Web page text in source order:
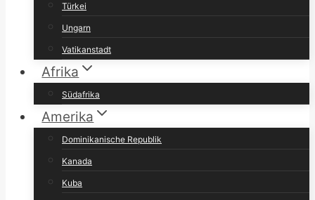
Türkei
Ungarn
Vatikanstadt
Afrika
Südafrika
Amerika
Dominikanische Republik
Kanada
Kuba